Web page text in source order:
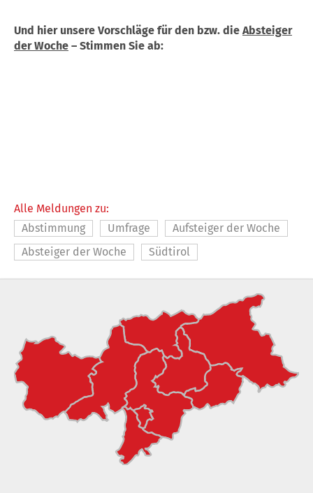
Und hier unsere Vorschläge für den bzw. die Absteiger
der Woche – Stimmen Sie ab:
Alle Meldungen zu:
Abstimmung
Umfrage
Aufsteiger der Woche
Absteiger der Woche
Südtirol